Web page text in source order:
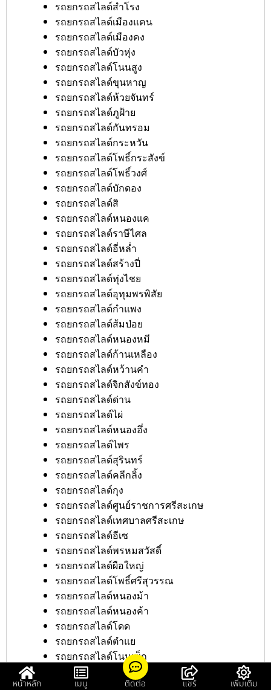
รถยกรถสไลด์สำโรง
รถยกรถสไลด์เมืองแคน
รถยกรถสไลด์เมืองคง
รถยกรถสไลด์บัวหุ่ง
รถยกรถสไลด์โนนสูง
รถยกรถสไลด์ขุนหาญ
รถยกรถสไลด์ห้วยจันทร์
รถยกรถสไลด์ภูฝ้าย
รถยกรถสไลด์กันทรอม
รถยกรถสไลด์กระหวัน
รถยกรถสไลด์โพธิ์กระสังข์
รถยกรถสไลด์โพธิ์วงศ์
รถยกรถสไลด์บักดอง
รถยกรถสไลด์สิ
รถยกรถสไลด์หนองแค
รถยกรถสไลด์ราษีไศล
รถยกรถสไลด์อี่หล่ำ
รถยกรถสไลด์สร้างปี่
รถยกรถสไลด์ทุ่งไชย
รถยกรถสไลด์อุทุมพรพิสัย
รถยกรถสไลด์กำแพง
รถยกรถสไลด์ส้มป่อย
รถยกรถสไลด์หนองหมี
รถยกรถสไลด์ก้านเหลือง
รถยกรถสไลด์หว้านคำ
รถยกรถสไลด์จิกสังข์ทอง
รถยกรถสไลด์ด่าน
รถยกรถสไลด์ไผ่
รถยกรถสไลด์หนองอึ่ง
รถยกรถสไลด์ไพร
รถยกรถสไลด์สุรินทร์
รถยกรถสไลด์คลีกลิ้ง
รถยกรถสไลด์กุง
รถยกรถสไลด์ศูนย์ราชการศรีสะเกษ
รถยกรถสไลด์เทศบาลศรีสะเกษ
รถยกรถสไลด์อีเซ
รถยกรถสไลด์พรหมสวัสดิ์
รถยกรถสไลด์ผือใหญ่
รถยกรถสไลด์โพธิ์ศรีสุวรรณ
รถยกรถสไลด์หนองม้า
รถยกรถสไลด์หนองค้า
รถยกรถสไลด์โดด
รถยกรถสไลด์ตำแย
รถยกรถสไลด์โนนเพ็ก
รถยกรถสไลด์สถานีตำรวจศรีสะเกษ
รถยกรถสไลด์หนองบัวดง
หน้าหลัก เมนู ติดต่อ แชร์ เพิ่มเติม